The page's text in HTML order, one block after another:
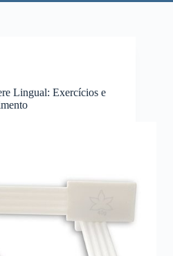
Lingual: Exercícios e